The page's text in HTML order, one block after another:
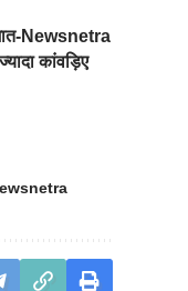
Newsnetra
कांवड़िए